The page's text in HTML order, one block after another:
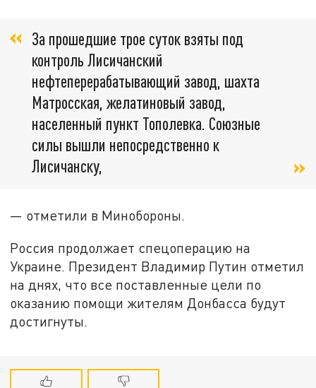
За прошедшие трое суток взяты под
контроль Лисичанский
нефтеперерабатывающий завод, шахта
Матросская, желатиновый завод,
населенный пункт Тополевка. Союзные
силы вышли непосредственно к
Лисичанску,
— отметили в Минобороны.
Россия продолжает спецоперацию на
Украине. Президент Владимир Путин отметил
на днях, что все поставленные цели по
оказанию помощи жителям Донбасса будут
достигнуты.